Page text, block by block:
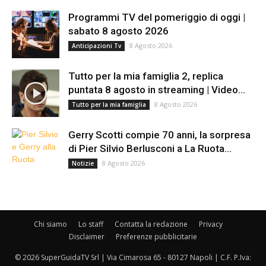
Programmi TV del pomeriggio di oggi |
sabato 8 agosto 2026
Anticipazioni Tv 8 Agosto 2026
Tutto per la mia famiglia 2, replica
puntata 8 agosto in streaming | Video...
Tutto per la mia famiglia 8 Agosto 2026
Gerry Scotti compie 70 anni, la sorpresa
di Pier Silvio Berlusconi a La Ruota...
Notizie 8 Agosto 2026
Chi siamo Lo staff Contatta la redazione
Privacy
Disclaimer
Preferenze pubblicitarie
© 2026 SuperGuidaTV Srl | Via Cimarosa 65 - 80127 Napoli | C.F. P.Iva: